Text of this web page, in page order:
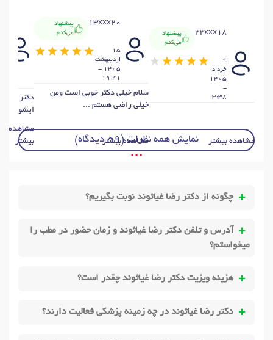
22xxx18
پیشنهاد
می‌کنم
9
خرداد
1405
-
3:38
مشاهده بیشتر
13xxx20
پیشنهاد
می‌کنم
15
ارديبهشت
1405 -
19:41
سلام خیلی دکتر خوبی است ومن
خیلی راضی هستم ...
مشاهده بیشتر
دکتر فوق
ایشون ...
مشاهده
بیشتر
نمایش همه نظرات (59 دیدگاه)
• • •
چگونه از دکتر رضا غیاثوند نوبت بگیریم؟
آدرس و تلفن دکتر رضا غیاثوند و زمان حضور در مطب را
میخواستم؟
هزینه ویزیت دکتر رضا غیاثوند چقدر است؟
دکتر رضا غیاثوند در چه زمینه پزشکی فعالیت دارند؟